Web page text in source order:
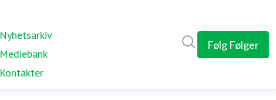
Nyhetsarkiv
Mediebank
Kontakter
Følg Følger